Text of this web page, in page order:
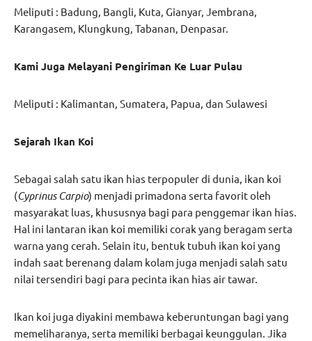
Meliputi : Badung, Bangli, Kuta, Gianyar, Jembrana,
Karangasem, Klungkung, Tabanan, Denpasar.
Kami Juga Melayani Pengiriman Ke Luar Pulau
Meliputi : Kalimantan, Sumatera, Papua, dan Sulawesi
Sejarah Ikan Koi
Sebagai salah satu ikan hias terpopuler di dunia, ikan koi
(Cyprinus Carpio) menjadi primadona serta favorit oleh
masyarakat luas, khususnya bagi para penggemar ikan hias.
Hal ini lantaran ikan koi memiliki corak yang beragam serta
warna yang cerah. Selain itu, bentuk tubuh ikan koi yang
indah saat berenang dalam kolam juga menjadi salah satu
nilai tersendiri bagi para pecinta ikan hias air tawar.
Ikan koi juga diyakini membawa keberuntungan bagi yang
memeliharanya, serta memiliki berbagai keunggulan. Jika